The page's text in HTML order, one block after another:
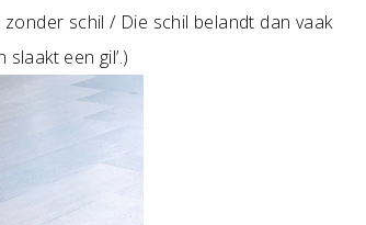
schil / Die schil belandt dan vaak
een gil’.)